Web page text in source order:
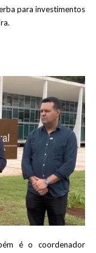
para investimentos
é o coordenador